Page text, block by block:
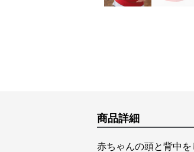
商品詳細
赤ちゃんの頭と背中